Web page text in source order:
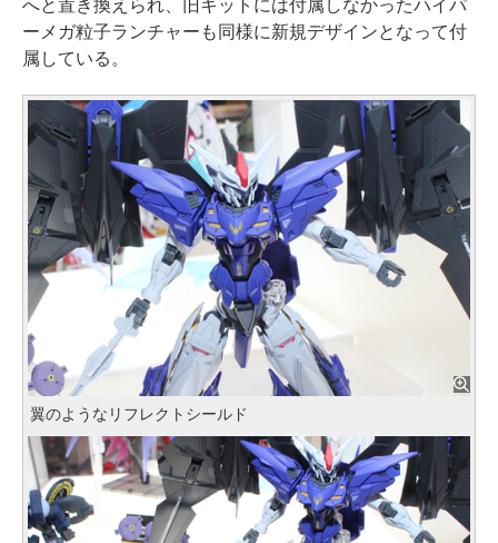
へと置き換えられ、旧キットには付属しなかったハイパ
ーメガ粒子ランチャーも同様に新規デザインとなって付
属している。
翼のようなリフレクトシールド